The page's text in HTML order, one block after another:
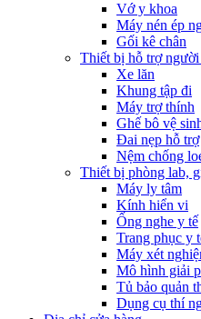
Vớ y khoa
Máy nén ép
Gối kê chân
Thiết bị hỗ trợ người
Xe lăn
Khung tập đi
Máy trợ thính
Ghế bô vệ
Đai nẹp hỗ trợ
Nệm chống
Thiết bị phòng lab,
Máy ly tâm
Kính hiển vi
Ống nghe y tế
Trang phục y
Máy xét
Mô hình giải
Tủ bảo quản
Dụng cụ thí